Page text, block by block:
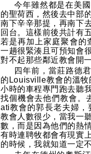
今年雖然都是在美
的聖荷西，然後去中部
南下辛辛那提，再南下
回台。這樣前後共計有
若是再加上家庭聚會的
一趟很緊湊且可預知會
對不起那些鄰近教會開
四年前，當莊路德
的 Louisville教會的溫
小時的車程專門跑去聽
找個機會去他們教會。
ati教會的郭長老夫婦，
教會人數很少，當我一
數，而是因為他們的熱
有時連聘牧都會有現實
的時候，我就知道一定